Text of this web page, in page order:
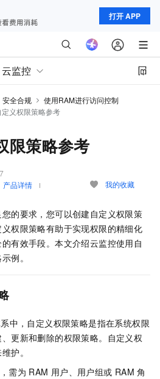
打开 APP
云监控
安全合规
使用RAM进行访问控制
义权限策略参考
限策略参考
产品详情 我的收藏
的要求，您可以创建自定义权限策
权限策略有助于实现权限的精细化
有效手段。本文介绍云监控使用自
例。
中，自定义权限策略是指在系统权限
更新和删除的权限策略。自定义权
护。
需为 RAM 用户、用户组或 RAM 角